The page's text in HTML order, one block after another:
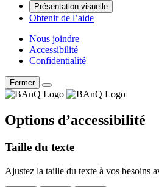
Présentation visuelle
Obtenir de l’aide
Nous joindre
Accessibilité
Confidentialité
Fermer
Options d’accessibilité
Taille du texte
Ajustez la taille du texte à vos besoins